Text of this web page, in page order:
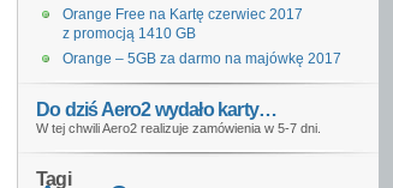
Orange Free na Kartę czerwiec 2017
z promocją 1410 GB
Orange – 5GB za darmo na majówkę 2017
Do dziś Aero2 wydało karty…
W tej chwili Aero2 realizuje zamówienia w 5-7 dni.
Tagi